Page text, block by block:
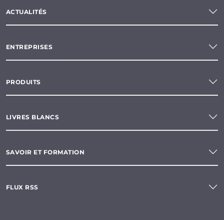
ACTUALITÉS
ENTREPRISES
PRODUITS
LIVRES BLANCS
SAVOIR ET FORMATION
FLUX RSS